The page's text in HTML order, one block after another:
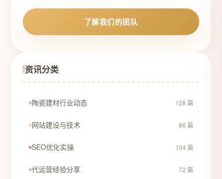
了解我们的团队
资讯分类
陶瓷建材行业动态 128 篇
网站建设与技术 86 篇
SEO优化实操 104 篇
代运营经验分享 72 篇